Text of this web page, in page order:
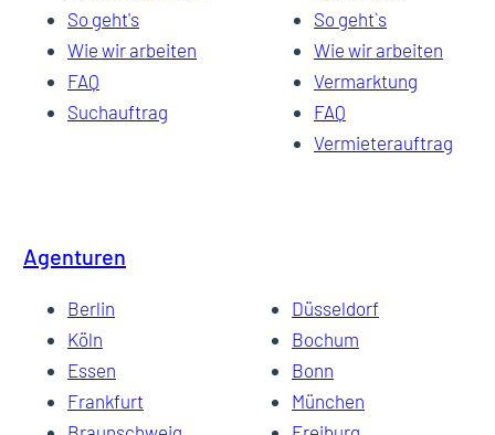
So geht's
Wie wir arbeiten
FAQ
Suchauftrag
So geht`s
Wie wir arbeiten
Vermarktung
FAQ
Vermieterauftrag
Agenturen
Berlin
Düsseldorf
Köln
Bochum
Essen
Bonn
Frankfurt
München